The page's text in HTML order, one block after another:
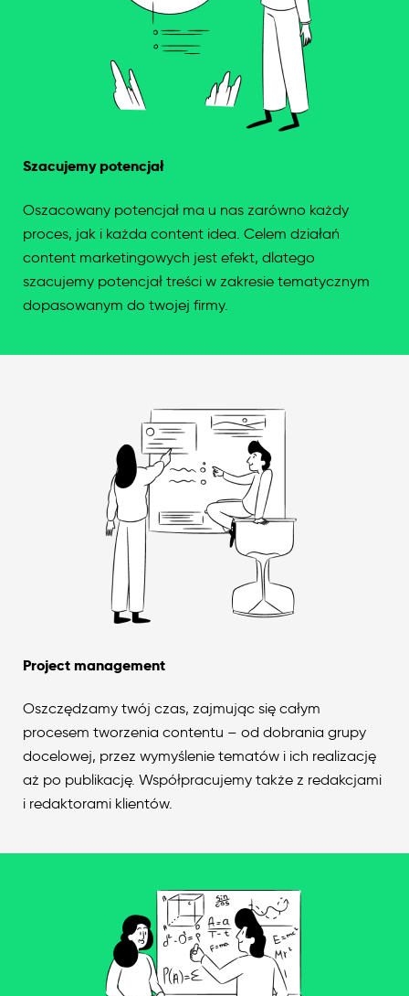
Szacujemy potencjał
Oszacowany potencjał ma u nas zarówno każdy
proces, jak i każda content idea. Celem działań
content marketingowych jest efekt, dlatego
szacujemy potencjał treści w zakresie tematycznym
dopasowanym do twojej firmy.
Project management
Oszczędzamy twój czas, zajmując się całym
procesem tworzenia contentu – od dobrania grupy
docelowej, przez wymyślenie tematów i ich realizację
aż po publikację. Współpracujemy także z redakcjami
i redaktorami klientów.